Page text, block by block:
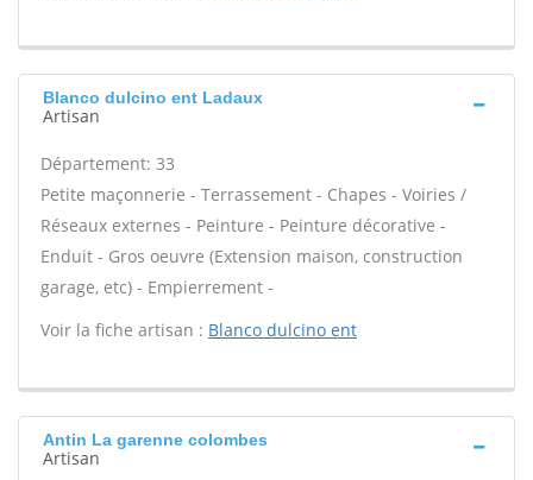
Blanco dulcino ent Ladaux
Artisan
Département: 33
Petite maçonnerie - Terrassement - Chapes - Voiries /
Réseaux externes - Peinture - Peinture décorative -
Enduit - Gros oeuvre (Extension maison, construction
garage, etc) - Empierrement -
Voir la fiche artisan : Blanco dulcino ent
Antin La garenne colombes
Artisan